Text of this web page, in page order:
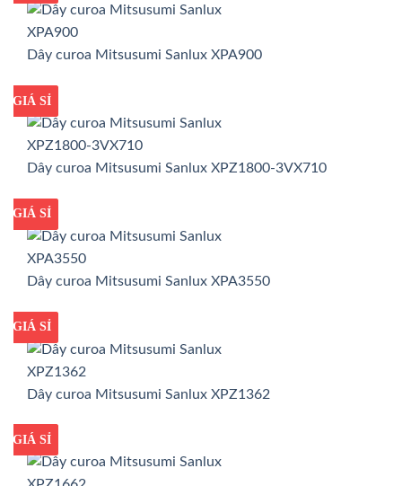
Dây curoa Mitsusumi Sanlux XPA900
GIÁ TỐT
GIÁ SỈ
Dây curoa Mitsusumi Sanlux XPZ1800-3VX710
GIÁ TỐT
GIÁ SỈ
Dây curoa Mitsusumi Sanlux XPA3550
GIÁ TỐT
GIÁ SỈ
Dây curoa Mitsusumi Sanlux XPZ1362
GIÁ TỐT
GIÁ SỈ